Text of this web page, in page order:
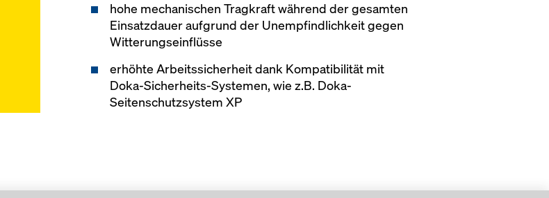
hohe mechanischen Tragkraft während der gesamten
Einsatzdauer aufgrund der Unempfindlichkeit gegen
Witterungseinflüsse
erhöhte Arbeitssicherheit dank Kompatibilität mit
Doka-Sicherheits-Systemen, wie z.B. Doka-
Seitenschutzsystem XP